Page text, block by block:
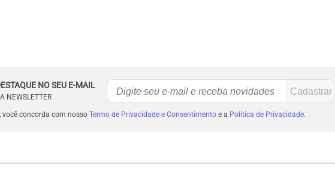
NO SEU E-MAIL
NEWSLETTER
concorda com nosso Termo de Privacidade e Consentimentoe a Política de Privacidade.